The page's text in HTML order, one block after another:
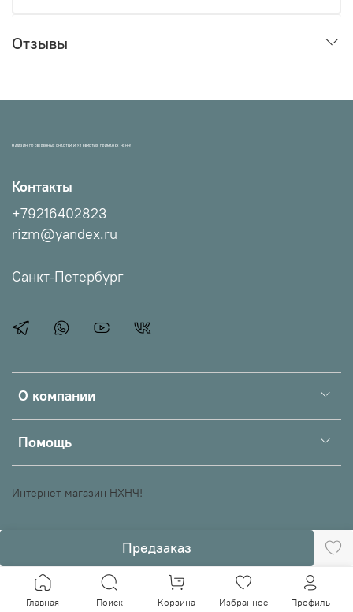
Предзаказ
Отзывы
МАГАЗИН ПРОВЕРЕННЫХ СНАСТЕЙ И УЛОВИСТЫХ ПРИМАНОК НХНЧ!
О компании
Помощь
Контакты
+79216402823
rizm@yandex.ru
Санкт-Петербург
Интернет-магазин НХНЧ!
Главная Поиск Корзина Избранное Профиль